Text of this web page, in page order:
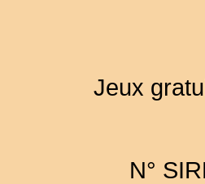
Jeux
N°